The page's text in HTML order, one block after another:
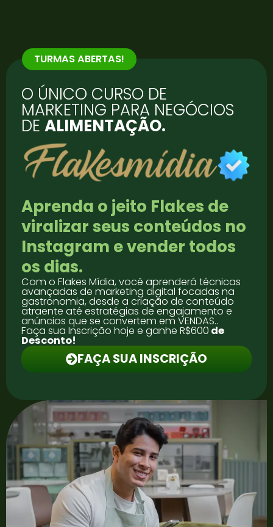
TURMAS ABERTAS!
O ÚNICO CURSO DE
MARKETING PARA NEGÓCIOS
DE ALIMENTAÇÃO.
Aprenda o jeito Flakes de
viralizar seus conteúdos no
Instagram e vender todos
os dias.
Com o Flakes Mídia, você aprenderá técnicas
avançadas de marketing digital focadas na
gastronomia, desde a criação de conteúdo
atraente até estratégias de engajamento e
anúncios que se convertem em VENDAS..
Faça sua Inscrição hoje e ganhe R$600 de
Desconto!
FAÇA SUA INSCRIÇÃO